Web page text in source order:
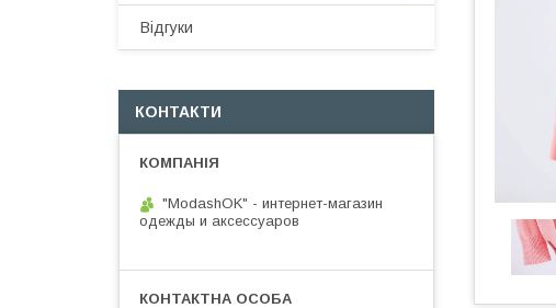
Відгуки
КОНТАКТИ
"ModashOK" - интернет-магазин
одежды и аксессуаров